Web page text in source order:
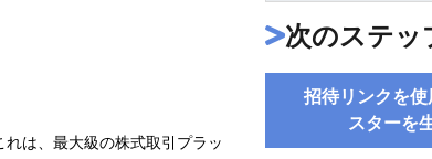
は、最大級の株式取引プラッ
次のステッ
招待リンクを
スターを